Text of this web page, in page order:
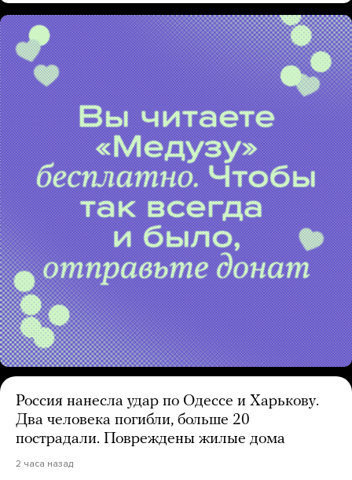
Россия нанесла удар по Одессе и Харькову.
Два человека погибли, больше 20
пострадали. Повреждены жилые дома
2 часа назад